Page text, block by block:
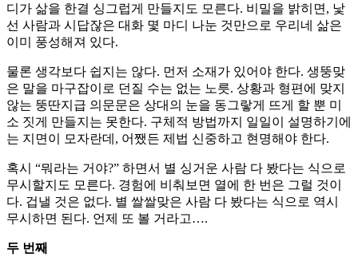
디가 삶을 한결 싱그럽게 만들지도 모른다. 비밀을 밝히면, 낯
선 사람과 시답잖은 대화 몇 마디 나눈 것만으로 우리네 삶은
이미 풍성해져 있다.
물론 생각보다 쉽지는 않다. 먼저 소재가 있어야 한다. 생뚱맞
은 말을 마구잡이로 던질 수는 없는 노릇. 상황과 형편에 맞지
않는 뚱딴지급 의문문은 상대의 눈을 동그랗게 뜨게 할 뿐 미
소 짓게 만들지는 못한다. 구체적 방법까지 일일이 설명하기에
는 지면이 모자란데, 어쨌든 제법 신중하고 현명해야 한다.
혹시 “뭐라는 거야?” 하면서 별 싱거운 사람 다 봤다는 식으로
무시할지도 모른다. 경험에 비춰보면 열에 한 번은 그럴 것이
다. 겁낼 것은 없다. 별 쌀쌀맞은 사람 다 봤다는 식으로 역시
무시하면 된다. 언제 또 볼 거라고….
두 번째